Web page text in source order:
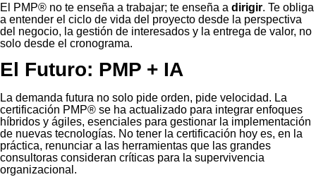
El PMP® no te enseña a trabajar; te enseña a dirigir. Te obliga
a entender el ciclo de vida del proyecto desde la perspectiva
del negocio, la gestión de interesados y la entrega de valor, no
solo desde el cronograma.
El Futuro: PMP + IA
La demanda futura no solo pide orden, pide velocidad. La
certificación PMP® se ha actualizado para integrar enfoques
híbridos y ágiles, esenciales para gestionar la implementación
de nuevas tecnologías. No tener la certificación hoy es, en la
práctica, renunciar a las herramientas que las grandes
consultoras consideran críticas para la supervivencia
organizacional.